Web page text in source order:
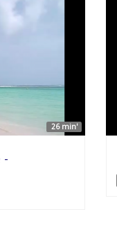
26 min'
-